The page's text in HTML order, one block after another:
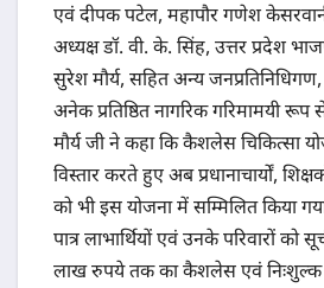
एवं दीपक पटेल, महापौर गणेश
अध्यक्ष डॉ. वी. के. सिंह, उत्तर प्रदेश
सुरेश मौर्य, सहित अन्य
अनेक प्रतिष्ठित नागरिक गरिमामयी रूप
मौर्य जी ने कहा कि कैशलेस चिकित्सा
विस्तार करते हुए अब प्रधानाचार्यों,
को भी इस योजना में सम्मिलित किया
पात्र लाभार्थियों एवं उनके परिवारों को
लाख रुपये तक का कैशलेस एवं निःशुल्क